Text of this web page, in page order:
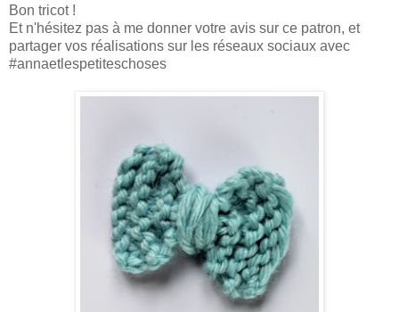
Bon tricot !
Et n'hésitez pas à me donner votre avis sur ce patron, et
partager vos réalisations sur les réseaux sociaux avec
#annaetlespetiteschoses